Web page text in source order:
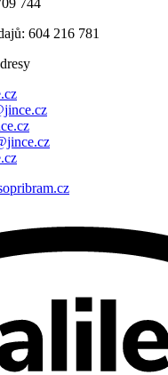
604 216 781